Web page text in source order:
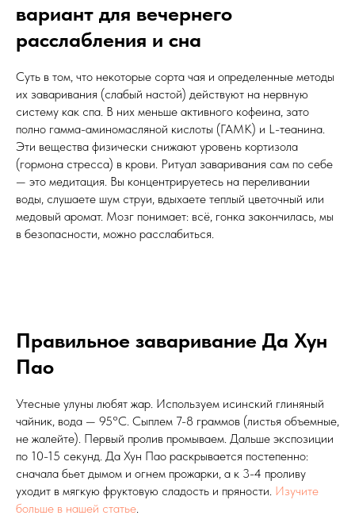
вариант для вечернего
расслабления и сна
Суть в том, что некоторые сорта чая и определенные методы
их заваривания (слабый настой) действуют на нервную
систему как спа. В них меньше активного кофеина, зато
полно гамма-аминомасляной кислоты (ГАМК) и L-теанина.
Эти вещества физически снижают уровень кортизола
(гормона стресса) в крови. Ритуал заваривания сам по себе
— это медитация. Вы концентрируетесь на переливании
воды, слушаете шум струи, вдыхаете теплый цветочный или
медовый аромат. Мозг понимает: всё, гонка закончилась, мы
в безопасности, можно расслабиться.
Правильное заваривание Да Хун
Пао
Утесные улуны любят жар. Используем исинский глиняный
чайник, вода — 95°C. Сыплем 7-8 граммов (листья объемные,
не жалейте). Первый пролив промываем. Дальше экспозиции
по 10-15 секунд. Да Хун Пао раскрывается постепенно:
сначала бьет дымом и огнем прожарки, а к 3-4 проливу
уходит в мягкую фруктовую сладость и пряности. Изучите
больше в нашей статье.